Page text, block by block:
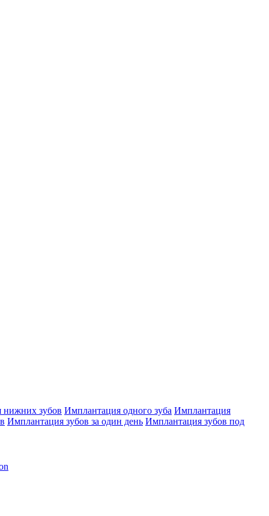
нижних зубов Имплантация одного зуба Имплантация
Имплантация зубов за один день Имплантация зубов под